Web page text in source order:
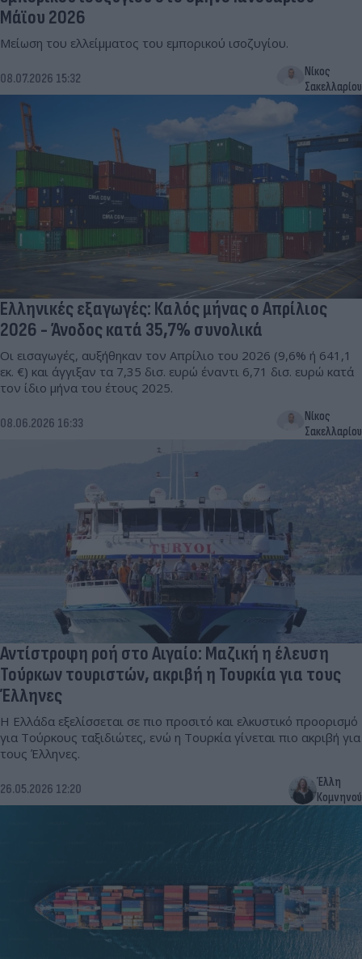
Μάϊου 2026
Μείωση του ελλείμματος του εμπορικού ισοζυγίου.
08.07.2026 15:32
Νίκος
Σακελλαρίου
Eλληνικές εξαγωγές: Καλός μήνας ο Απρίλιος
2026 - Άνοδος κατά 35,7% συνολικά
Οι εισαγωγές, αυξήθηκαν τον Απρίλιο του 2026 (9,6% ή 641,1
εκ. €) και άγγιξαν τα 7,35 δισ. ευρώ έναντι 6,71 δισ. ευρώ κατά
τον ίδιο μήνα του έτους 2025.
08.06.2026 16:33
Νίκος
Σακελλαρίου
Αντίστροφη ροή στο Αιγαίο: Μαζική η έλευση
Τούρκων τουριστών, ακριβή η Τουρκία για τους
Έλληνες
Η Ελλάδα εξελίσσεται σε πιο προσιτό και ελκυστικό προορισμό
για Τούρκους ταξιδιώτες, ενώ η Τουρκία γίνεται πιο ακριβή για
τους Έλληνες.
26.05.2026 12:20
Έλλη
Κομνηνού